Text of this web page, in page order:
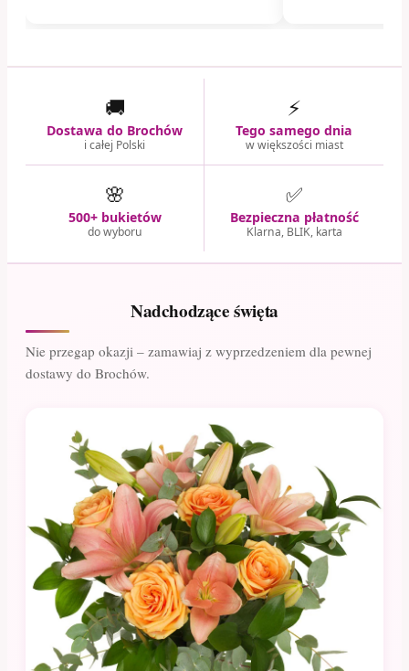
🚚
Dostawa do Brochów
i całej Polski
⚡
Tego samego dnia
w większości miast
🌸
500+ bukietów
do wyboru
✅
Bezpieczna płatność
Klarna, BLIK, karta
Nadchodzące święta
Nie przegap okazji – zamawiaj z wyprzedzeniem dla pewnej
dostawy do Brochów.